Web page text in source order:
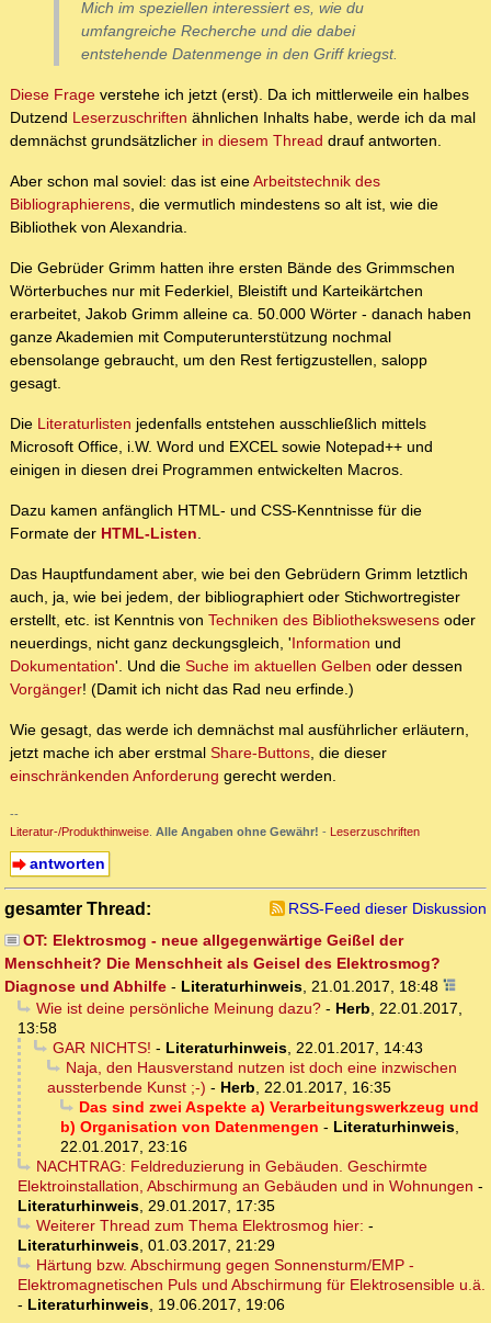
Mich im speziellen interessiert es, wie du
umfangreiche Recherche und die dabei
entstehende Datenmenge in den Griff kriegst.
Diese Frage verstehe ich jetzt (erst). Da ich mittlerweile ein halbes
Dutzend Leserzuschriften ähnlichen Inhalts habe, werde ich da mal
demnächst grundsätzlicher in diesem Thread drauf antworten.
Aber schon mal soviel: das ist eineArbeitstechnik des
Bibliographierens, die vermutlich mindestens so alt ist, wie die
Bibliothek von Alexandria.
Die Gebrüder Grimm hatten ihre ersten Bände des Grimmschen
Wörterbuches nur mit Federkiel, Bleistift und Karteikärtchen
erarbeitet, Jakob Grimm alleine ca. 50.000 Wörter - danach haben
ganze Akademien mit Computerunterstützung nochmal
ebensolange gebraucht, um den Rest fertigzustellen, salopp
gesagt.
Die Literaturlisten jedenfalls entstehen ausschließlich mittels
Microsoft Office, i.W. Word und EXCEL sowie Notepad++ und
einigen in diesen drei Programmen entwickelten Macros.
Dazu kamen anfänglich HTML- und CSS-Kenntnisse für die
Formate der HTML-Listen.
Das Hauptfundament aber, wie bei den Gebrüdern Grimm letztlich
auch, ja, wie bei jedem, der bibliographiert oder Stichwortregister
erstellt, etc. ist Kenntnis von Techniken des Bibliothekswesens oder
neuerdings, nicht ganz deckungsgleich, 'Information und
Dokumentation'. Und die Suche im aktuellen Gelben oder dessen
Vorgänger! (Damit ich nicht das Rad neu erfinde.)
Wie gesagt, das werde ich demnächst mal ausführlicher erläutern,
jetzt mache ich aber erstmal Share-Buttons, die dieser
einschränkenden Anforderung gerecht werden.
--
Literatur-/Produkthinweise. Alle Angaben ohne Gewähr! - Leserzuschriften
antworten
gesamter Thread:
RSS-Feed dieser Diskussion
OT: Elektrosmog - neue allgegenwärtige Geißel der
Menschheit? Die Menschheit als Geisel des Elektrosmog?
Diagnose und Abhilfe - Literaturhinweis, 21.01.2017, 18:48
Wie ist deine persönliche Meinung dazu?- Herb, 22.01.2017,
13:58
GAR NICHTS! - Literaturhinweis, 22.01.2017, 14:43
Naja, den Hausverstand nutzen ist doch eine inzwischen
aussterbende Kunst ;-) - Herb, 22.01.2017, 16:35
Das sind zwei Aspekte a) Verarbeitungswerkzeug und
b) Organisation von Datenmengen - Literaturhinweis,
22.01.2017, 23:16
NACHTRAG: Feldreduzierung in Gebäuden. Geschirmte
Elektroinstallation, Abschirmung an Gebäuden und in Wohnungen -
Literaturhinweis, 29.01.2017, 17:35
Weiterer Thread zum Thema Elektrosmog hier: -
Literaturhinweis, 01.03.2017, 21:29
Härtung bzw. Abschirmung gegen Sonnensturm/EMP -
Elektromagnetischen Puls und Abschirmung für Elektrosensible u.ä.
- Literaturhinweis, 19.06.2017, 19:06